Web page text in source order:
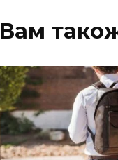
Вам